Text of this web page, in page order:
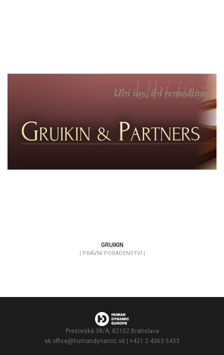
BULHARSKO
GRUIKIN
| PRÁVNI PORADENSTVÍ |
Prešovská 38/A, 82102 Bratislava
sk.office@humandynamic.sk | +421 2 4363 5433